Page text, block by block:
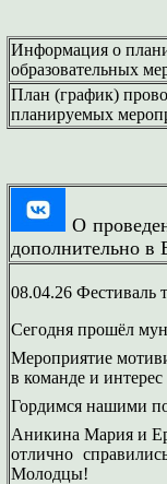
Информация о
образовательных
План (график)
планируемых
О
дополнительно
08.04.26 Фестиваль
Сегодня прошёл
Мероприятие
в команде и
Гордимся нашими
Аникина Мария и
отлично
Молодцы!